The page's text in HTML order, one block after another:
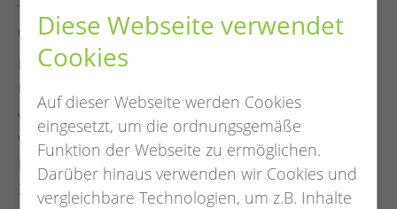
Telefon
04481 7770
E-Mail
Veranstaltungsort
Vereinsheim
Blumenstraße 1
26209 Sandkrug
Diese Webseite verwendet
Cookies
Auf dieser Webseite werden Cookies
eingesetzt, um die ordnungsgemäße
Funktion der Webseite zu ermöglichen.
Darüber hinaus verwenden wir Cookies und
vergleichbare Technologien, um z.B. Inhalte